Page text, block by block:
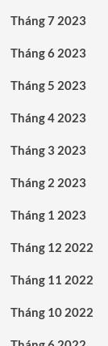
Tháng 7 2023
Tháng 6 2023
Tháng 5 2023
Tháng 4 2023
Tháng 3 2023
Tháng 2 2023
Tháng 1 2023
Tháng 12 2022
Tháng 11 2022
Tháng 10 2022